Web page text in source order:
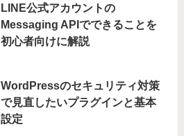
LINE公式アカウントの
Messaging APIでできることを
初心者向けに解説
WordPressのセキュリティ対策
で見直したいプラグインと基本
設定